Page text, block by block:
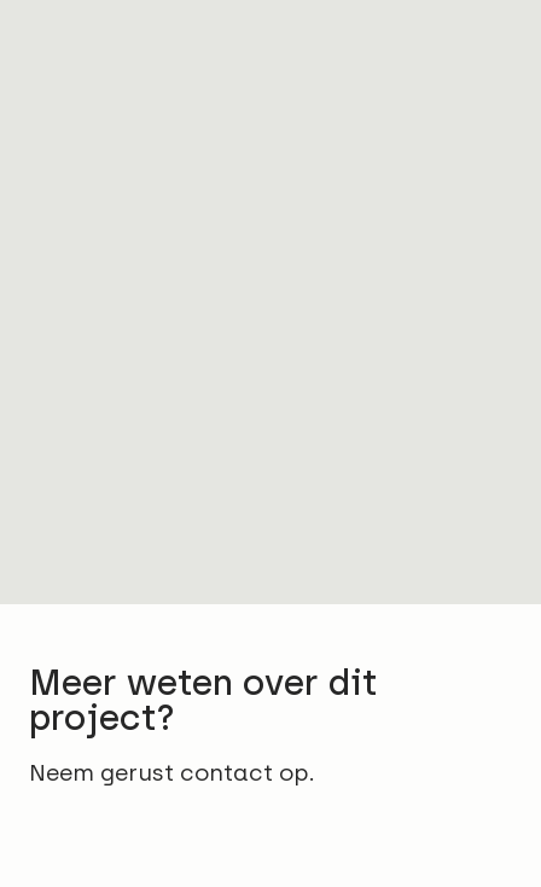
Meer weten over dit
project?
Neem gerust contact op.